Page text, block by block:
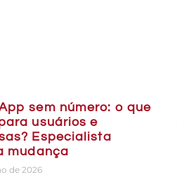
sem número: o que
usuários e
Especialista
mudança
de 2026